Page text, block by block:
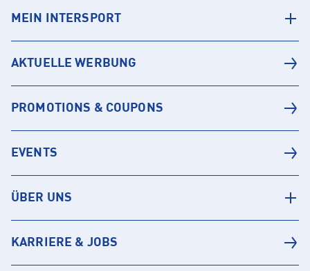
MEIN INTERSPORT
AKTUELLE WERBUNG
PROMOTIONS & COUPONS
EVENTS
ÜBER UNS
KARRIERE & JOBS